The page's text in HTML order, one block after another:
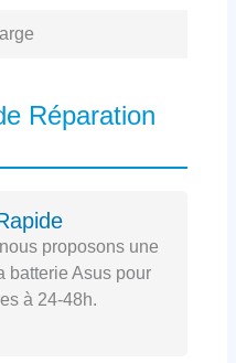
Réparation
proposons une
batterie Asus pour
à 24-48h.